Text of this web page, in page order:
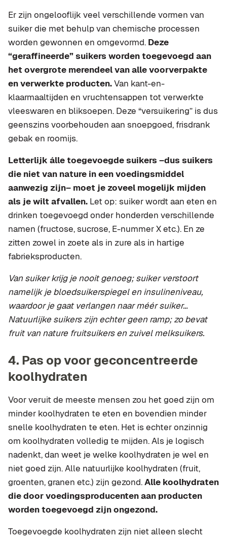
Er zijn ongelooflijk veel verschillende vormen van
suiker die met behulp van chemische processen
worden gewonnen en omgevormd. Deze
“geraffineerde” suikers worden toegevoegd aan
het overgrote merendeel van alle voorverpakte
en verwerkte producten.Van kant-en-
klaarmaaltijden en vruchtensappen tot verwerkte
vleeswaren en bliksoepen. Deze “versuikering” is dus
geenszins voorbehouden aan snoepgoed, frisdrank
gebak en roomijs.
Letterlijk álle toegevoegde suikers –dus suikers
die niet van nature in een voedingsmiddel
aanwezig zijn– moet je zoveel mogelijk mijden
als je wilt afvallen. Let op: suiker wordt aan eten en
drinken toegevoegd onder honderden verschillende
namen (fructose, sucrose, E-nummer X etc.). En ze
zitten zowel in zoete als in zure als in hartige
fabrieksproducten.
Van suiker krijg je nooit genoeg; suiker verstoort
namelijk je bloedsuikerspiegel en insulineniveau,
waardoor je gaat verlangen naar méér suiker…
Natuurlijke suikers zijn echter geen ramp; zo bevat
fruit van nature fruitsuikers en zuivel melksuikers.
4. Pas op voor geconcentreerde
koolhydraten
Voor veruit de meeste mensen zou het goed zijn om
minder koolhydraten te eten en bovendien minder
snelle koolhydraten te eten. Het is echter onzinnig
om koolhydraten volledig te mijden. Als je logisch
nadenkt, dan weet je welke koolhydraten je wel en
niet goed zijn. Alle natuurlijke koolhydraten (fruit,
groenten, granen etc.) zijn gezond.Alle koolhydraten
die door voedingsproducenten aan producten
worden toegevoegd zijn ongezond.
Toegevoegde koolhydraten zijn niet alleen slecht